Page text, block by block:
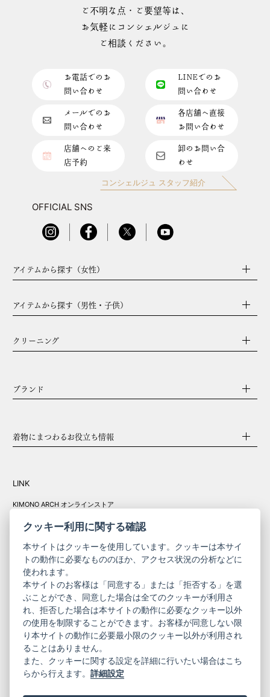
第2条 規約の範囲と変更
れます。本サイトをご利用された際は、ご利用者は本規約にご
同意されご承諾されたものとみなされます。
本規約と個別規定または追加規定が矛盾する場合は、個別規定
または追加規定が優先して適用されます。
3. 当社は、必要に応じて本規約を変更することがあります。こ
の場合当社は、変更後の規約を当社が適当と判断する方法で告
知します。変更後にご利用者が本サイトをご利用された際は、
ご利用者は当該変更にご同意され承諾されたものとみなされま
第3条 本サービスの利用
1. 営業目的の事業者、転売・転貸目的のお客様はご利用できま
せん。
3. ご利用者は、本サイトを通じて発信する情報について一切の
与えてはなりません。
4. 本サイトのご利用に関連して、ご利用者が本サイトまたは他
を生じた場合、当該ご利用者は自己の費用と責任でかかる問
題・損害・紛争を解決するものとし、当社に対して何等の迷惑
第4条 著作権等
タル形式にてダウンロードされたもの、編集されたデータ、ソ
無断転載をお断りいたします。
その問題を解決するとともに、当社に対して何等の迷惑または
3. ご利用者が電子メールまたはその他の手段をもって当社およ
メントその他の情報（以下、「情報等」といいます。なお、個
人情報は除きます。）について、当社は監視する義務を負いま
せん。また当社は、ご利用者お客様が情報等を当社に送付した
時点で、ご利用者がその情報に関する一切の権利を放棄された
ものとみなします。当社は情報等に関して一切の守秘義務を負
わず、将来にわたりあらゆる目的にその情報提供者に対価を支
払うことなく使用できるものとし、その情報等から生じるいか
なる問題について一切責任を負いません。
第5条 禁止事項
1. 当社または第三者の財産権、プライバシーその他の権利を侵
害する行為、またはその恐れのある行為。
2. 当社または第三者に迷惑、不利益もしくは損害を与える行
ご不明な点・ご要望等は、
お気軽にコンシェルジュに
ご相談ください。
お電話でのお
問い合わせ
LINEでのお
問い合わせ
メールでのお
問い合わせ
各店舗へ直接
お問い合わせ
店舗へのご来
店予約
卸のお問い合
わせ
コンシェルジュ スタッフ紹介
OFFICIAL SNS
アイテムから探す（女性）
アイテムから探す（男性・子供）
クリーニング
ブランド
着物にまつわるお役立ち情報
LINK
KIMONO ARCH オンラインストア
コーポレート
サイト
きものやまと振
袖
サイト
ニュースレター
ご利用案内
お問い合わせ
プライバシーポリシー
特定商取引法に基づく表記
ご利用規約
クッキー利用に関する確認
本サイトはクッキーを使用しています。クッキーは本サイ
トの動作に必要なもののほか、アクセス状況の分析などに
使われます。
本サイトのお客様は「同意する」または「拒否する」を選
ぶことができ、同意した場合は全てのクッキーが利用さ
れ、拒否した場合は本サイトの動作に必要なクッキー以外
の使用を制限することができます。お客様が同意しない限
り本サイトの動作に必要最小限のクッキー以外が利用され
ることはありません。
また、クッキーに関する設定を詳細に行いたい場合はこち
らから行えます。詳細設定